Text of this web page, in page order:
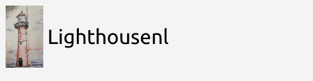
Naar
de
inhoud
springen